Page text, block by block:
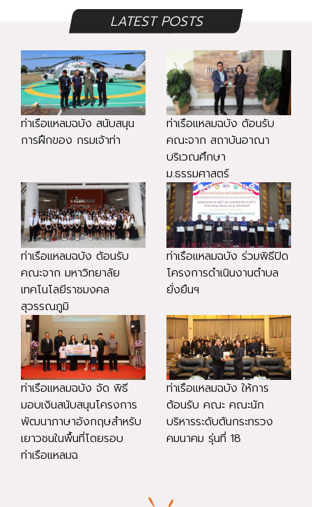
LATEST POSTS
ท่าเรือแหลมฉบัง สนับสนุน
การฝึกของ กรมเจ้าท่า
ท่าเรือแหลมฉบัง ต้อนรับ
คณะจาก สถาบันอาณา
บริเวณศึกษา
ม.ธรรมศาสตร์
ท่าเรือแหลมฉบัง ต้อนรับ
คณะจาก มหาวิทยาลัย
เทคโนโลยีราชมงคล
สุวรรณภูมิ
ท่าเรือแหลมฉบัง ร่วมพิธีปิด
โครงการดำเนินงานตำบล
ยั่งยืนฯ
ท่าเรือแหลมฉบัง จัด พิธี
มอบเงินสนับสนุนโครงการ
พัฒนาภาษาอังกฤษสำหรับ
เยาวชนในพื้นที่โดยรอบ
ท่าเรือแหลมฉ
ท่าเรือแหลมฉบัง ให้การ
ต้อนรับ คณะ คณะนัก
บริหารระดับต้นกระทรวง
คมนาคม รุ่นที่ 18